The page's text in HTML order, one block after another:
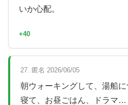
いか心配。
+40
27. 匿名 2026/06/05
朝ウォーキングして、湯船に
寝て、お昼ごはん、ドラマ…